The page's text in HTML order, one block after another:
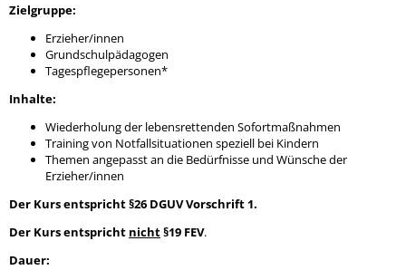
Zielgruppe:
Erzieher/innen
Grundschulpädagogen
Tagespflegepersonen*
Inhalte:
Wiederholung der lebensrettenden Sofortmaßnahmen
Training von Notfallsituationen speziell bei Kindern
Themen angepasst an die Bedürfnisse und Wünsche der
Erzieher/innen
Der Kurs entspricht §26 DGUV Vorschrift 1.
Der Kurs entspricht nicht§19 FEV.
Dauer: